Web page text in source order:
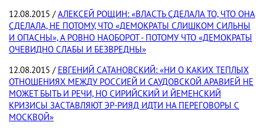
12.08.2015 /АЛЕКСЕЙ РОЩИН: «ВЛАСТЬ СДЕЛАЛА ТО, ЧТО ОНА
СДЕЛАЛА, НЕ ПОТОМУ, ЧТО «ДЕМОКРАТЫ СЛИШКОМ СИЛЬНЫ
И ОПАСНЫ», А РОВНО НАОБОРОТ - ПОТОМУ ЧТО «ДЕМОКРАТЫ
ОЧЕВИДНО СЛАБЫ И БЕЗВРЕДНЫ»
12.08.2015 / ЕВГЕНИЙ САТАНОВСКИЙ: «НИ О КАКИХ ТЕПЛЫХ
ОТНОШЕНИЯХ МЕЖДУ РОССИЕЙ И САУДОВСКОЙ АРАВИЕЙ НЕ
МОЖЕТ БЫТЬ И РЕЧИ, НО СИРИЙСКИЙ И ЙЕМЕНСКИЙ
КРИЗИСЫ ЗАСТАВЛЯЮТ ЭР-РИЯД ИДТИ НА ПЕРЕГОВОРЫ С
МОСКВОЙ»